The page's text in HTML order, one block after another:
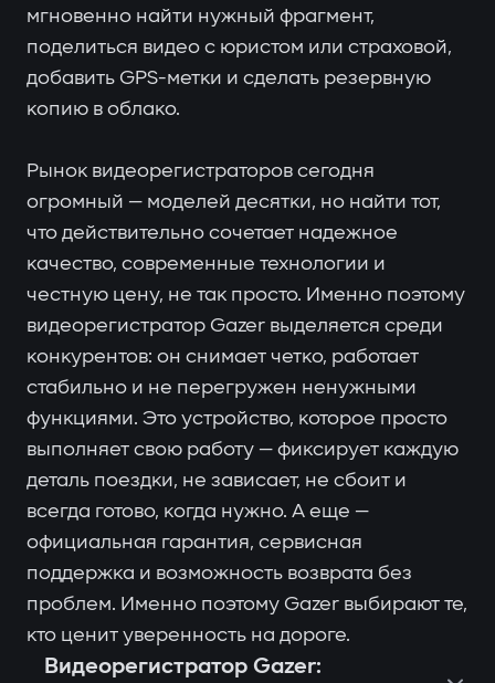
мгновенно найти нужный фрагмент,
поделиться видео с юристом или страховой,
добавить GPS-метки и сделать резервную
копию в облако.
Рынок видеорегистраторов сегодня
огромный — моделей десятки, но найти тот,
что действительно сочетает надежное
качество, современные технологии и
честную цену, не так просто. Именно поэтому
видеорегистратор Gazer выделяется среди
конкурентов: он снимает четко, работает
стабильно и не перегружен ненужными
функциями. Это устройство, которое просто
выполняет свою работу — фиксирует каждую
деталь поездки, не зависает, не сбоит и
всегда готово, когда нужно. А еще —
официальная гарантия, сервисная
поддержка и возможность возврата без
проблем. Именно поэтому Gazer выбирают те,
кто ценит уверенность на дороге.
Видеорегистратор Gazer: